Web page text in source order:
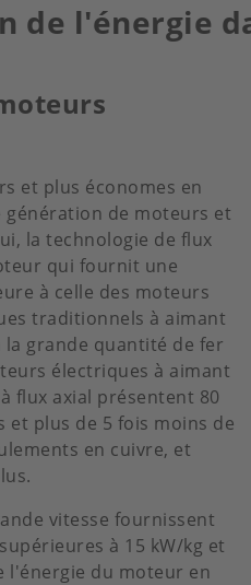
de l'énergie
et plus économes en
de moteurs et
la technologie de flux
qui fournit une
à celle des moteurs
traditionnels à aimant
grande quantité de fer
électriques à aimant
flux axial présentent 80
et plus de 5 fois moins de
en cuivre, et
vitesse fournissent
à 15 kW/kg et
l'énergie du moteur en